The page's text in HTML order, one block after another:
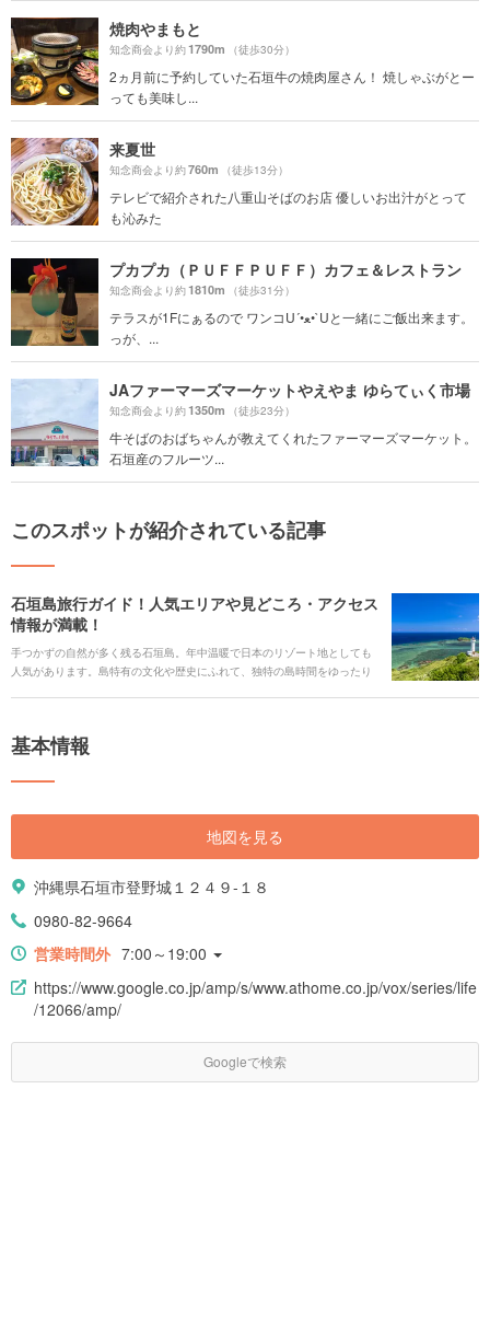
焼肉やまもと
知念商会より約1790m （徒歩30分）
2ヵ月前に予約していた石垣牛の焼肉屋さん！ 焼しゃぶがとー
っても美味し...
来夏世
知念商会より約760m （徒歩13分）
テレビで紹介された八重山そばのお店 優しいお出汁がとって
も沁みた
プカプカ（ＰＵＦＦＰＵＦＦ）カフェ＆レストラン
知念商会より約1810m （徒歩31分）
テラスが1Fにぁるので ワンコU´•ﻌ•`Uと一緒にご飯出来ます。
っが、...
JAファーマーズマーケットやえやま ゆらてぃく市場
知念商会より約1350m （徒歩23分）
牛そばのおばちゃんが教えてくれたファーマーズマーケット。
石垣産のフルーツ...
このスポットが紹介されている記事
石垣島旅行ガイド！人気エリアや見どころ・アクセス
情報が満載！
手つかずの自然が多く残る石垣島。年中温暖で日本のリゾート地としても
人気があります。島特有の文化や歴史にふれて、独特の島時間をゆったり
ろ。そんなあらゆる魅力の詰まった石垣島を紹介します。
基本情報
地図を見る
沖縄県石垣市登野城１２４９-１８
0980-82-9664
営業時間外 7:00～19:00
https://www.google.co.jp/amp/s/www.athome.co.jp/vox/series/life
/12066/amp/
Googleで検索